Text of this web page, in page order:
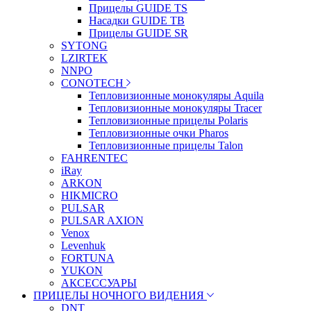
Прицелы GUIDE TS
Насадки GUIDE TB
Прицелы GUIDE SR
SYTONG
LZIRTEK
NNPO
CONOTECH
Тепловизионные монокуляры Aquila
Тепловизионные монокуляры Tracer
Тепловизионные прицелы Polaris
Тепловизионные очки Pharos
Тепловизионные прицелы Talon
FAHRENTEC
iRay
ARKON
HIKMICRO
PULSAR
PULSAR AXION
Venox
Levenhuk
FORTUNA
YUKON
АКСЕССУАРЫ
ПРИЦЕЛЫ НОЧНОГО ВИДЕНИЯ
DNT